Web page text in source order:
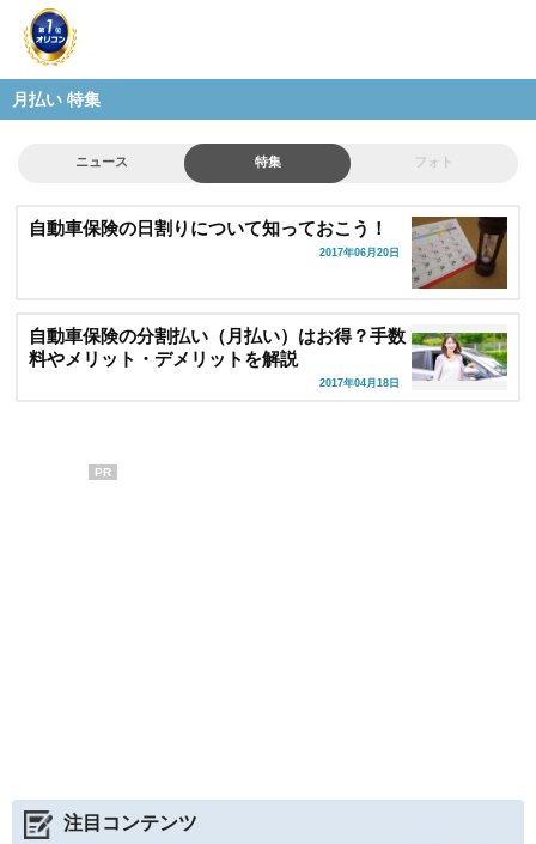
月払い 特集
ニュース 特集 フォト
自動車保険の日割りについて知っておこう！
2017年06月20日
自動車保険の分割払い（月払い）はお得？手数
料やメリット・デメリットを解説
2017年04月18日
PR
注目コンテンツ